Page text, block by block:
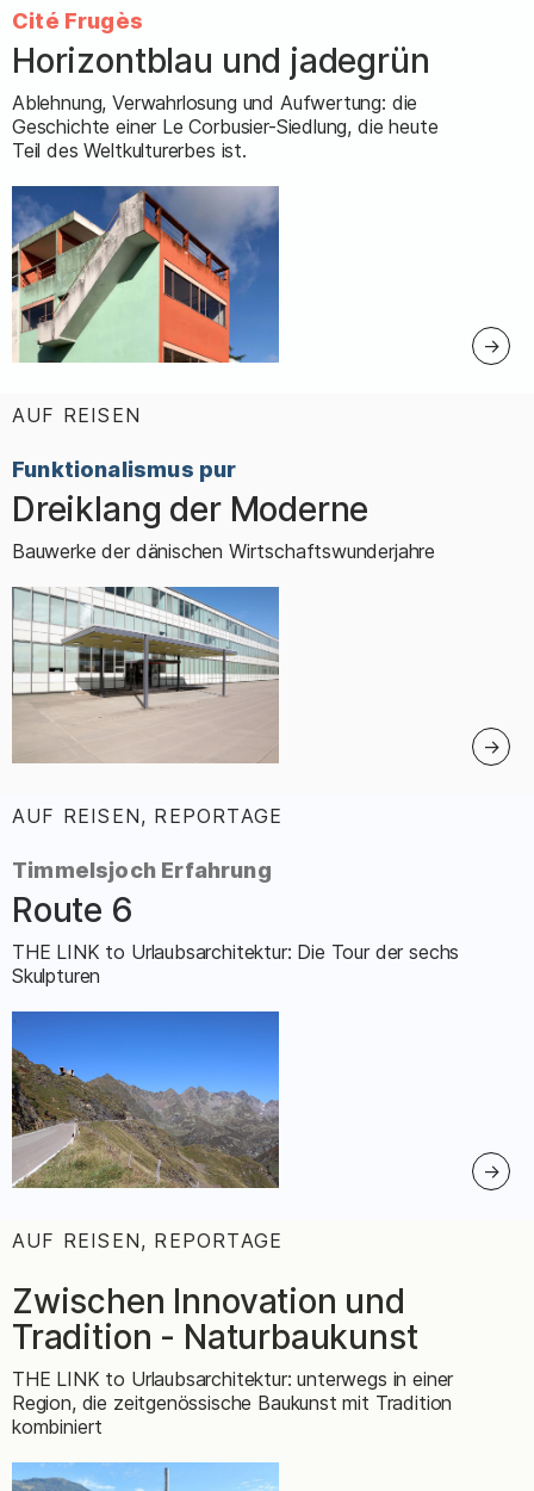
Cité Frugès
–
Horizontblau und jadegrün
Ablehnung, Verwahrlosung und Aufwertung: die
Geschichte einer Le Corbusier-Siedlung, die heute
Teil des Weltkulturerbes ist.
AUF REISEN
Funktionalismus pur
–
Dreiklang der Moderne
Bauwerke der dänischen Wirtschaftswunderjahre
AUF REISEN, REPORTAGE
Timmelsjoch Erfahrung
–
Route 6
THE LINK to Urlaubsarchitektur: Die Tour der sechs
Skulpturen
AUF REISEN, REPORTAGE
Zwischen Innovation und
Tradition - Naturbaukunst
THE LINK to Urlaubsarchitektur: unterwegs in einer
Region, die zeitgenössische Baukunst mit Tradition
kombiniert